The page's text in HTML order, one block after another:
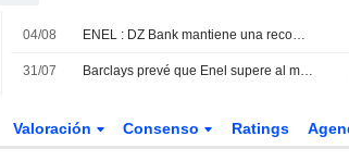
04/08 ENEL : DZ Bank mantiene una recomendación de compra.
31/07 Barclays prevé que Enel supere al mercado tras batir expectativas en el primer semestre y mantiene su recomendación de sobreponderar
Valoración Consenso Ratings